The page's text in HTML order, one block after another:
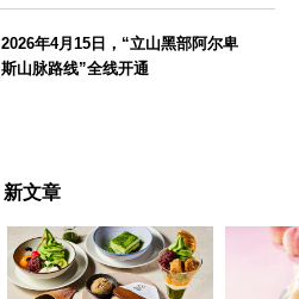
2026年4月15日，“立山黑部阿尔卑
斯山脉路线”全线开通
新文章